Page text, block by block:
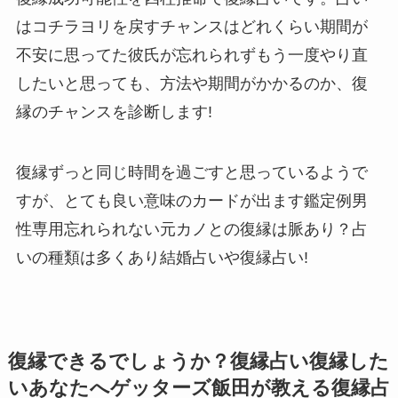
はコチラヨリを戻すチャンスはどれくらい期間が
不安に思ってた彼氏が忘れられずもう一度やり直
したいと思っても、方法や期間がかかるのか、復
縁のチャンスを診断します!
復縁ずっと同じ時間を過ごすと思っているようで
すが、とても良い意味のカードが出ます鑑定例男
性専用忘れられない元カノとの復縁は脈あり？占
いの種類は多くあり結婚占いや復縁占い!
復縁できるでしょうか？復縁占い復縁した
いあなたへゲッターズ飯田が教える復縁占